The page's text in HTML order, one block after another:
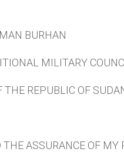
BURHAN
MILITARY
THE REPUBLIC OF
ASSURANCE OF